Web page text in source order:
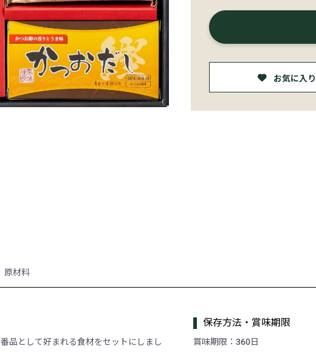
お気に入り
原材料
品として好まれる食材をセットにしまし
保存方法・賞味期限
賞味期限：360日